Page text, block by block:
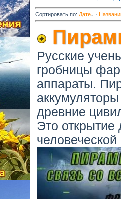
Сортировать по: Дате ·
Русские
гробницы
аппараты.
древние
Это открытие